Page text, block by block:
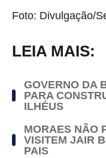
Foto: Divulgação/
LEIA MAIS:
GOVERNO DA
PARA
ILHÉUS
MORAES NÃO
VISITEM JAIR
PAIS